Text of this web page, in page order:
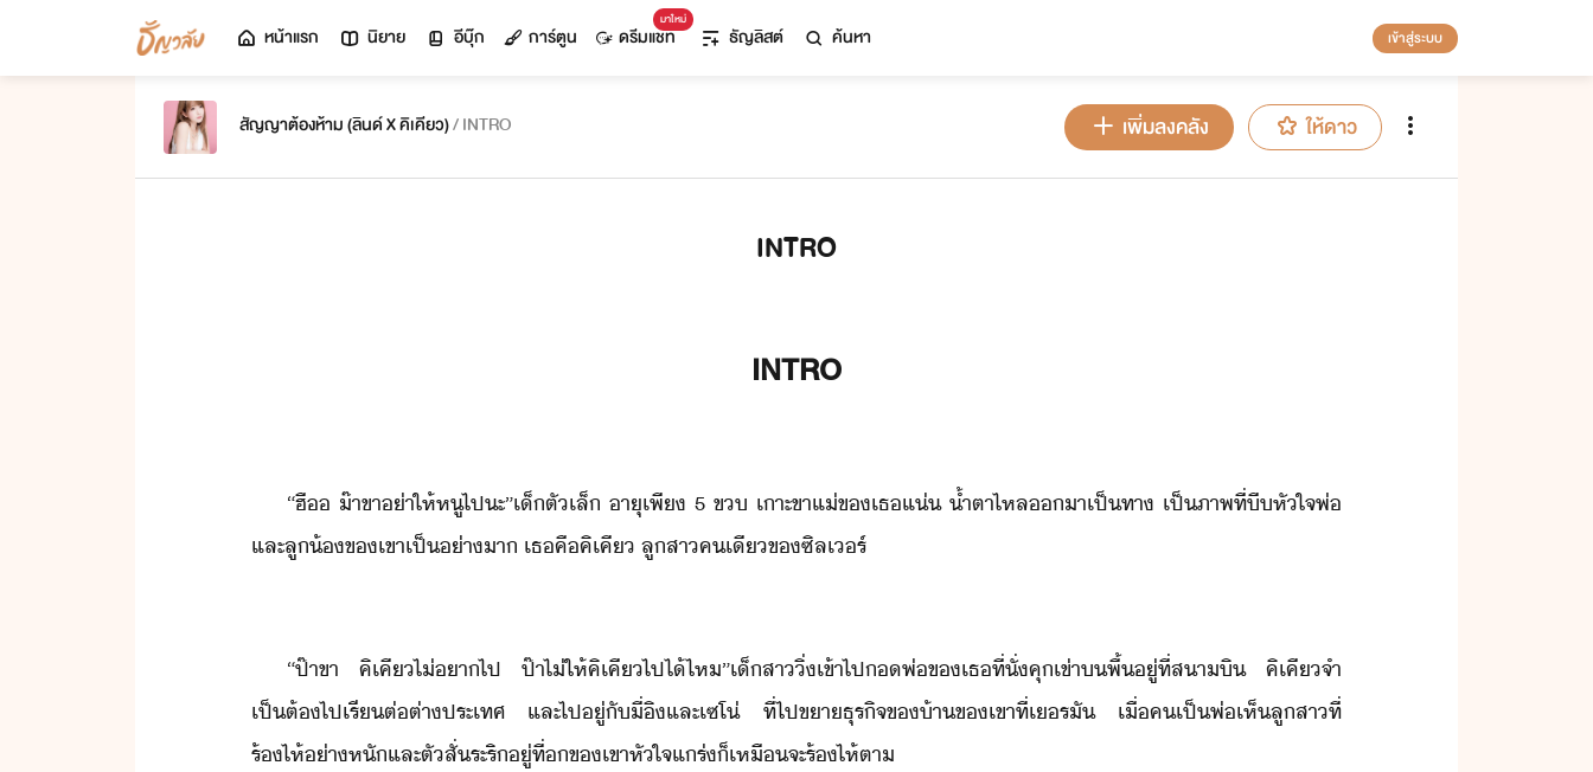
หน้าแรก นิยาย อีบุ๊ก การ์ตูน
มาใหม่
ดรีมแชท ธัญลิสต์ ค้นหา เข้าสู่ระบบ
สัญญาต้องห้าม (ลินด์ X คิเคียว)/ INTRO เพิ่มลงคลัง ให้ดาว
INTRO
INTRO
“​ฮื​ ​๊า​ขา​่า​ให้​หู​ไป​ะ​”​เ็​ตัเล็​ ​าุ​เพี​ ​5​ ​ข​ ​เาะ​ขา​แ่​ข​เธ​แ่​ ​้ำตาไหล​า​เป็​ทา​ ​เป็​ภาพ​ที่​ี​หัใจ​พ่​
และ​ลู้​ข​เขา​เป็่าา​ ​เธ​คื​คิ​เคี​ ​ลูสา​คเี​ข​ซิลเร์
“ป​๊า​ขา​ ​คิ​เคี​ไ่​า​ไป​ ป​๊า​ไ่​ให้​คิ​เคี​ไป​ไ้​ไห​”​เ็สา​ิ่​เข้าไป​​พ่​ข​เธ​ที่ั่​คุเข่า​​พื้​ู่​ที่​สาิ​ ​คิ​เคี​จำ
เป็ต้​ไป​เรีต่​ต่าประเทศ​ ​และ​ไป​ู่​ั​ี่​ิ​และ​เซ​โ​่​ ​ที่​ไป​ขา​ธุริจ​ข​้า​ข​เขา​ที่​เรั​ ​เื่​ค​เป็​พ่​เห็​ลูสา​ที่​
ร้ไห้​่าหั​และ​ตัสั่​ระริ​ู่​ที่​​ข​เขา​หัใจ​แร่​็​เหื​จะ​ร้ไห้​ตา